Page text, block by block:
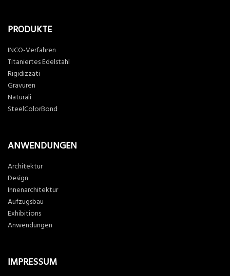
PRODUKTE
INCO-Verfahren
Titaniertes Edelstahl
Rigidizzati
Gravuren
Naturali
SteelColorBond
ANWENDUNGEN
Architektur
Design
Innenarchitektur
Aufzugsbau
Exhibitions
Anwendungen
IMPRESSUM